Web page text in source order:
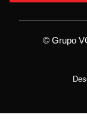
© Grupo